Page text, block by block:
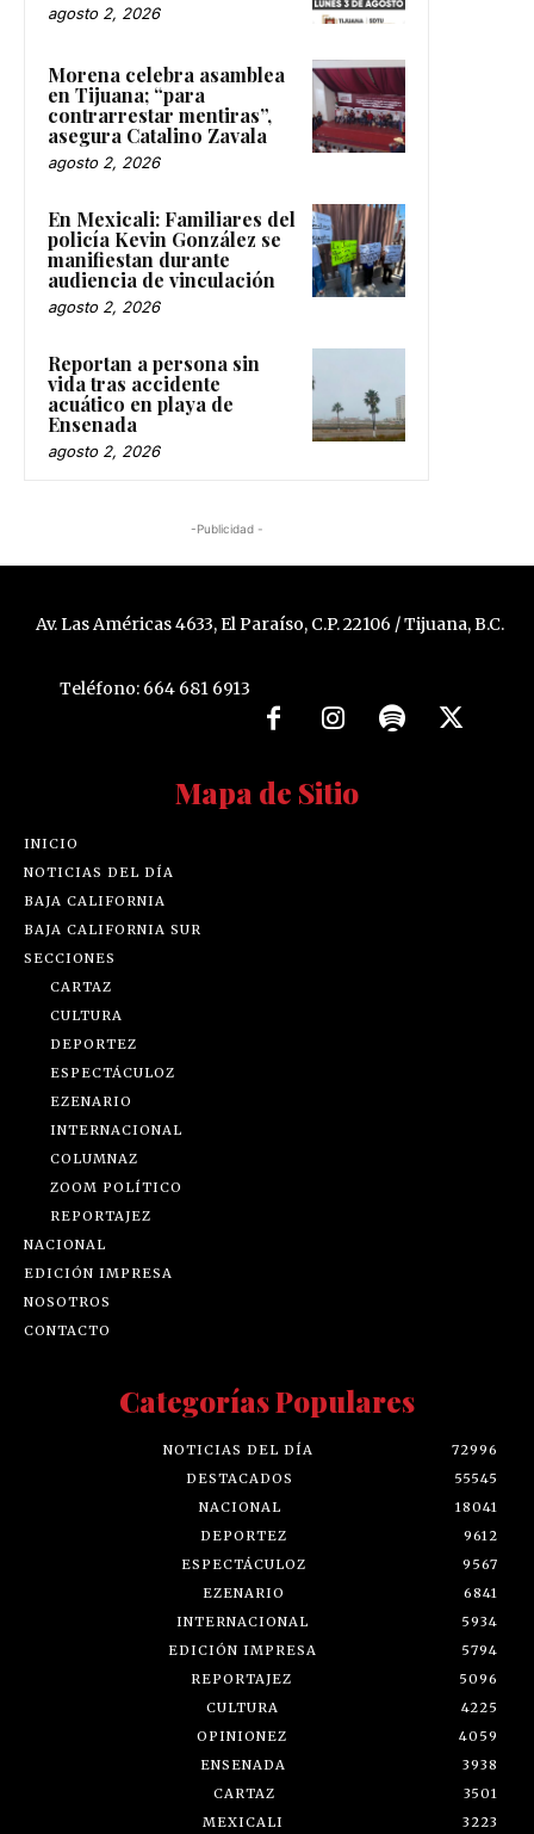
agosto 2, 2026
Morena celebra asamblea
en Tijuana; “para
contrarrestar mentiras”,
asegura Catalino Zavala
agosto 2, 2026
En Mexicali: Familiares del
policía Kevin González se
manifiestan durante
audiencia de vinculación
agosto 2, 2026
Reportan a persona sin
vida tras accidente
acuático en playa de
Ensenada
agosto 2, 2026
-Publicidad -
Av. Las Américas 4633, El Paraíso, C.P. 22106 / Tijuana, B.C.
Teléfono: 664 681 6913
Mapa de Sitio
INICIO
NOTICIAS DEL DÍA
BAJA CALIFORNIA
BAJA CALIFORNIA SUR
SECCIONES
CARTAZ
CULTURA
DEPORTEZ
ESPECTÁCULOZ
EZENARIO
INTERNACIONAL
COLUMNAZ
ZOOM POLÍTICO
REPORTAJEZ
NACIONAL
EDICIÓN IMPRESA
NOSOTROS
CONTACTO
Categorías Populares
NOTICIAS DEL DÍA
72996
DESTACADOS
55545
NACIONAL
18041
DEPORTEZ
9612
ESPECTÁCULOZ
9567
EZENARIO
6841
INTERNACIONAL
5934
EDICIÓN IMPRESA
5794
REPORTAJEZ
5096
CULTURA
4225
OPINIONEZ
4059
ENSENADA
3938
CARTAZ
3501
MEXICALI
3223